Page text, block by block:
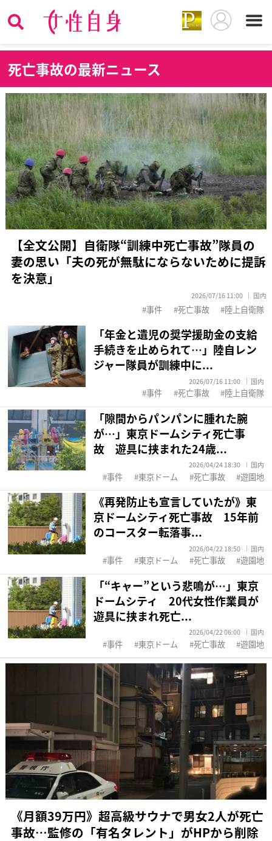
死亡事故の最新ニュース
【全文公開】自衛隊“訓練中死亡事故”隊員の
妻の思い「夫の死が無駄にならないために提訴
を決意」
2026/07/16 11:00 国内
事件 死亡事故 陸上自衛隊
「年金と遺児の奨学援助金の支給
手続きを止められて…」陸自レン
ジャー隊員が訓練中に...
2026/07/16 11:00 国内
事件 死亡事故 陸上自衛隊
「隙間からパンパンに腫れた腕
が…」東京ドームシティ死亡事
故 遊具に挟まれた24歳...
2026/04/24 18:30 国内
事件 東京ドーム 死亡事故 遊園地
《再発防止も宣言していたが》東
京ドームシティ死亡事故 15年前
のコースター転落事...
2026/04/22 18:50 国内
事件 東京ドーム 死亡事故 遊園地
「“キャー”という悲鳴が…」東京
ドームシティ 20代女性作業員が
遊具に挟まれ死亡...
2026/04/22 06:00 国内
事件 東京ドーム 死亡事故 遊園地
《月額39万円》超高級サウナで男女2人が死亡
事故…監修の「有名タレント」がHPから削除